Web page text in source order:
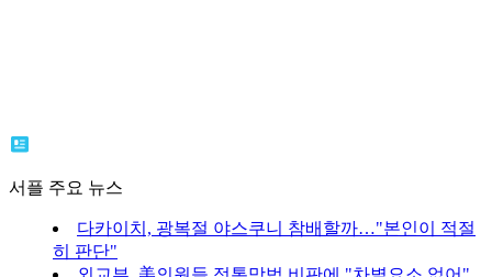
서플 주요 뉴스
다카이치, 광복절 야스쿠니 참배할까…"본인이 적절
히 판단"